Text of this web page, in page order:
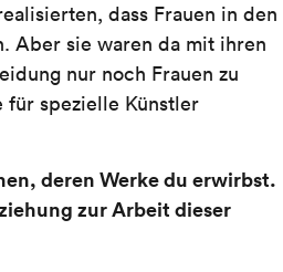
dass Frauen in den
Aber sie waren da mit ihren
nur noch Frauen zu
für spezielle Künstler
deren Werke du erwirbst.
zur Arbeit dieser